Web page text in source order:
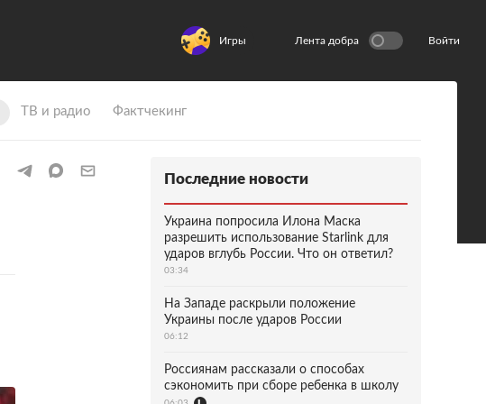
Игры Лента добра Войти
ТВ и радио Фактчекинг
Последние новости
Украина попросила Илона Маска
разрешить использование Starlink для
ударов вглубь России. Что он ответил?
03:34
На Западе раскрыли положение
Украины после ударов России
06:12
Россиянам рассказали о способах
сэкономить при сборе ребенка в школу